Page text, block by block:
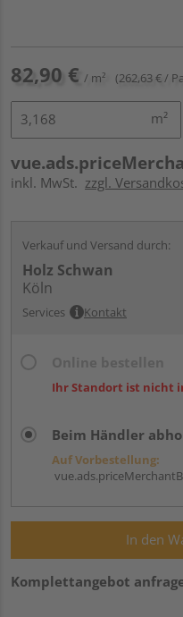
82,90 € / m² (262,63 € /
m²
inkl. MwSt. zzgl.
Verkauf und Versand durch:
Holz Schwan
Köln
Services Kontakt
Ihr Standort ist nicht
Beim Händler
Auf Vorbestellung:
In den
Komplettangebot